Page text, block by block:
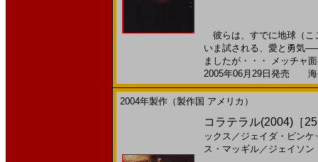
彼らは、すでに地球（こ
いま試される、愛と勇気
ましたが・・・ メッチャ
2005年06月29日発売 海
2004年製作（製作国 アメリカ）
コラテラル(2004)［
ックス ／ ジェイダ・ピンケ
ス・マッギル／ ジェイソン